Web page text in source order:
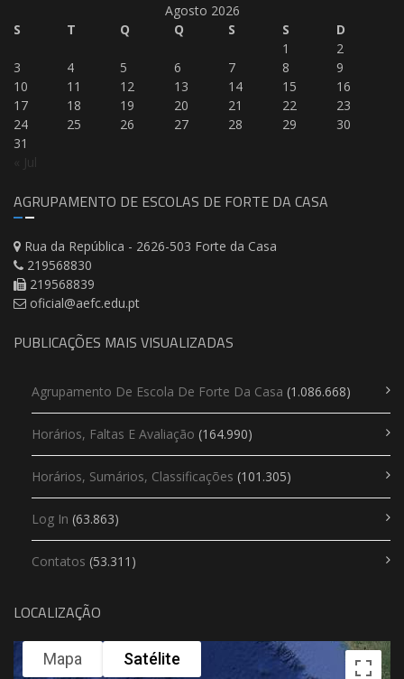
Agosto 2026
S
T Q Q S S D
« Jul
1
2
3
4 5 6 7 8
9
10
11 12 13 14 15
16
17
18 19 20 21 22
23
24
25 26 27 28 29
30
31
AGRUPAMENTO DE ESCOLAS DE FORTE DA CASA
Rua da República - 2626-503 Forte da Casa
219568830
219568839
oficial@aefc.edu.pt
PUBLICAÇÕES MAIS VISUALIZADAS
Agrupamento De Escola De Forte Da Casa (1.086.668)
Horários, Faltas E Avaliação (164.990)
Horários, Sumários, Classificações (101.305)
Log In (63.863)
Contatos (53.311)
LOCALIZAÇÃO
Mapa Satélite